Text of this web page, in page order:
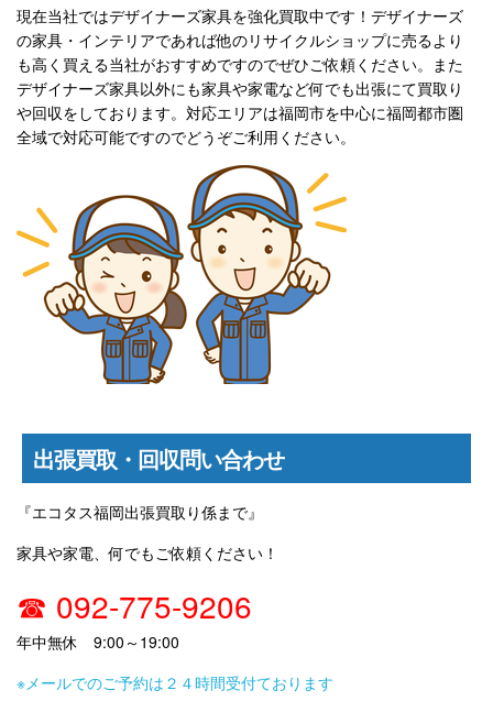
現在当社ではデザイナーズ家具を強化買取中です！デザイナーズ
の家具・インテリアであれば他のリサイクルショップに売るより
も高く買える当社がおすすめですのでぜひご依頼ください。また
デザイナーズ家具以外にも家具や家電など何でも出張にて買取り
や回収をしております。対応エリアは福岡市を中心に福岡都市圏
全域で対応可能ですのでどうぞご利用ください。
出張買取・回収問い合わせ
『エコタス福岡出張買取り係まで』
家具や家電、何でもご依頼ください！
☎ 092-775-9206
年中無休 9:00～19:00
※メールでのご予約は２４時間受付ております